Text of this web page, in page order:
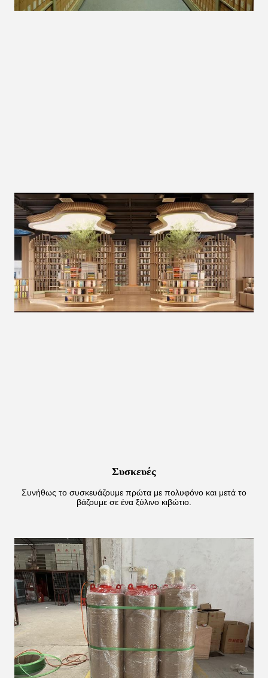
Συσκευές
Συνήθως το συσκευάζουμε πρώτα με πολυφόνο και μετά το
βάζουμε σε ένα ξύλινο κιβώτιο.